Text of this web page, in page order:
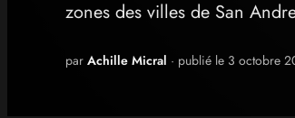
zones des villes de San
par Achille Micral · publié le 3 octobre